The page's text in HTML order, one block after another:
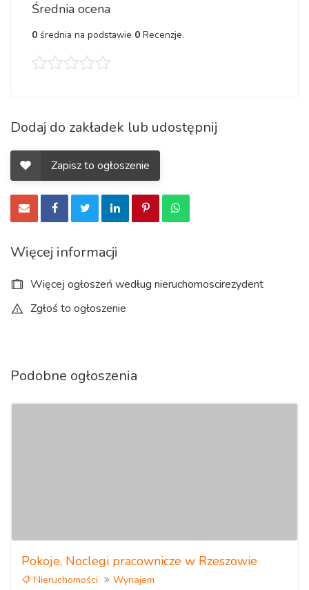
Średnia ocena
0 średnia na podstawie 0 Recenzje.
Dodaj do zakładek lub udostępnij
Zapisz to ogłoszenie
Więcej informacji
Więcej ogłoszeń według nieruchomoscirezydent
Zgłoś to ogłoszenie
Podobne ogłoszenia
Pokoje, Noclegi pracownicze w Rzeszowie
Nieruchomości Wynajem